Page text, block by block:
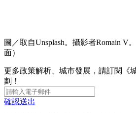
圖／取自Unsplash。攝影者Romain V
面）
更多政策解析、城市發展，請訂閱《
劃！
確認送出